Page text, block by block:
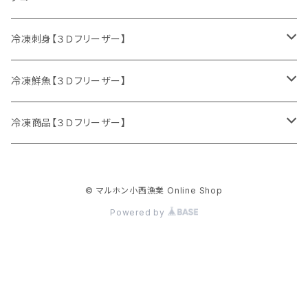
サクラマス
特別セット
マダラ
カキ
ミズダコ
冷凍刺身【３Ｄフリーザー】
ニシン
刺身セット
冷凍鮮魚【３Ｄフリーザー】
鮮魚セット
冷凍商品【３Ｄフリーザー】
© マルホン小西漁業 Online Shop
Powered by